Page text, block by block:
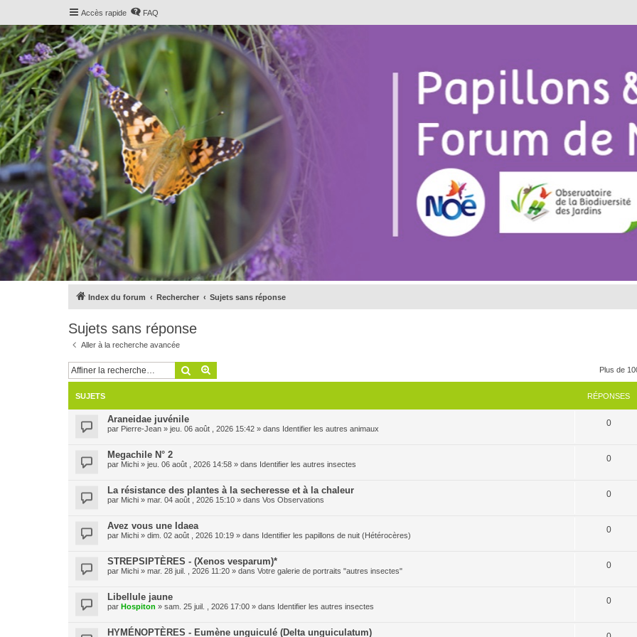
Accès rapide FAQ
Index du forum Rechercher Sujets sans réponse
Sujets sans réponse
Aller à la recherche avancée
Rechercher Plus de
SUJETS RÉPONSES
Araneidae juvénile
par Pierre-Jean » jeu. 06 août , 2026 15:42 » dans Identifier les autres animaux
0
Megachile N° 2
par Michi » jeu. 06 août , 2026 14:58 » dans Identifier les autres insectes
0
La résistance des plantes à la secheresse et à la chaleur
par Michi » mar. 04 août , 2026 15:10 » dans Vos Observations
0
Avez vous une Idaea
par Michi » dim. 02 août , 2026 10:19 » dans Identifier les papillons de nuit (Hétérocères)
0
STREPSIPTÈRES - (Xenos vesparum)*
par Michi » mar. 28 juil. , 2026 11:20 » dans Votre galerie de portraits "autres insectes"
0
Libellule jaune
par Hospiton » sam. 25 juil. , 2026 17:00 » dans Identifier les autres insectes
0
HYMÉNOPTÈRES - Eumène unguiculé (Delta unguiculatum)